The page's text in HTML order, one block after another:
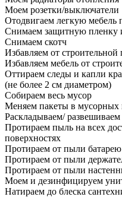
Моем розетки/выключатели
Отодвигаем легкую мебель
Снимаем защитную пленку
Снимаем скотч
Избавляем от
Избавляем мебель от
Оттираем следы и капли
(не более 2 см диаметром)
Собираем весь мусор
Меняем пакеты в мусорных
Раскладываем/
Протираем пыль на всех
поверхностях
Протираем от пыли
Протираем от пыли
Протираем от пыли
Моем и дезинфицируем
Натираем до блеска